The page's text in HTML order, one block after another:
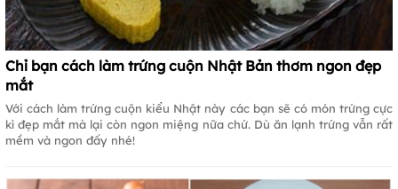
Chỉ bạn cách làm trứng cuộn Nhật Bản thơm ngon đẹp
mắt
Với cách làm trứng cuộn kiểu Nhật này các bạn sẽ có món trứng cực
kì đẹp mắt mà lại còn ngon miệng nữa chứ. Dù ăn lạnh trứng vẫn rất
mềm và ngon đấy nhé!